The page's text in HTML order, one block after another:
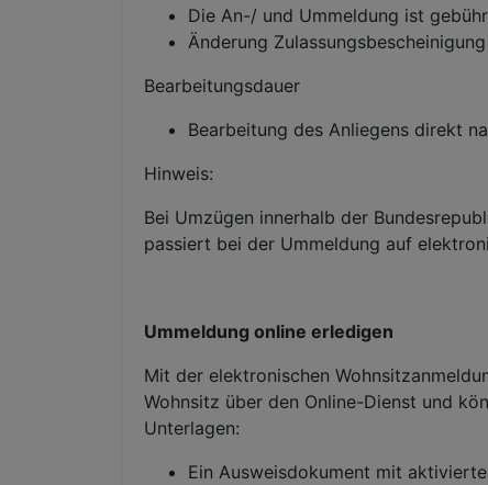
Die An-/ und Ummeldung ist
Änderung
Bearbeitungsdauer
Bearbeitung des Anliegens direkt
Hinweis:
Bei Umzügen innerhalb der
passiert bei der Ummeldung auf
Ummeldung online erledigen
Mit der elektronischen
Wohnsitz über den Online-Dienst und
Unterlagen:
Ein Ausweisdokument mit